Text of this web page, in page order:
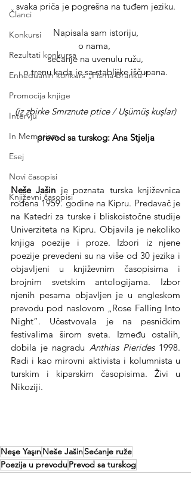
Članci
Konkursi
Rezultati konkursa
Enheduanin konkurs „Pisma Branku ”
Promocija knjige
Intervju
In Memoriam
Esej
Novi časopisi
Književni časopisi
svaka priča je pogrešna na tuđem jeziku.
Napisala sam istoriju,
o nama,
sećanje na uvenulu ružu,
o trenu kada je sa stabljike iščupana.
(iz zbirke Smrznute ptice / Uşümüş kuşlar)
prevod sa turskog: Ana Stjelja
Neše Jašin je poznata turska književnica
rođena 1959. godine na Kipru. Predavač je
na Katedri za turske i bliskoistočne studije
Univerziteta na Kipru. Objavila je nekoliko
knjiga poezije i proze. Izbori iz njene
poezije prevedeni su na više od 30 jezika i
objavljeni u književnim časopisima i
brojnim svetskim antologijama. Izbor
njenih pesama objavljen je u engleskom
prevodu pod naslovom „Rose Falling Into
Night“. Učestvovala je na pesničkim
festivalima širom sveta. Između ostalih,
dobila je nagradu Anthias Pierides
Radi i kao mirovni aktivista i kolumnista u
turskim i kiparskim časopisima. Živi u
Nikoziji.
Neşe YaşınNeše JašinSećanje ruže
Poezija u prevoduPrevod sa turskog